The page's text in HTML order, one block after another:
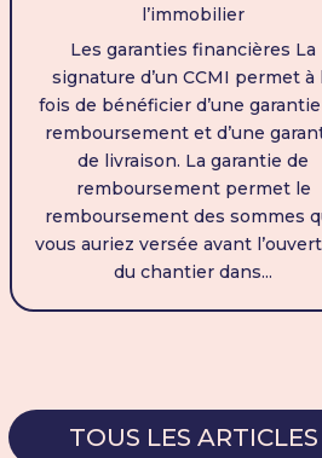
l’immobilier
Les garanties financières La
signature d’un CCMI permet à
fois de bénéficier d’une
remboursement et d’une
de livraison. La garantie de
remboursement permet le
remboursement des sommes
vous auriez versée avant
du chantier dans...
TOUS LES ARTICLES